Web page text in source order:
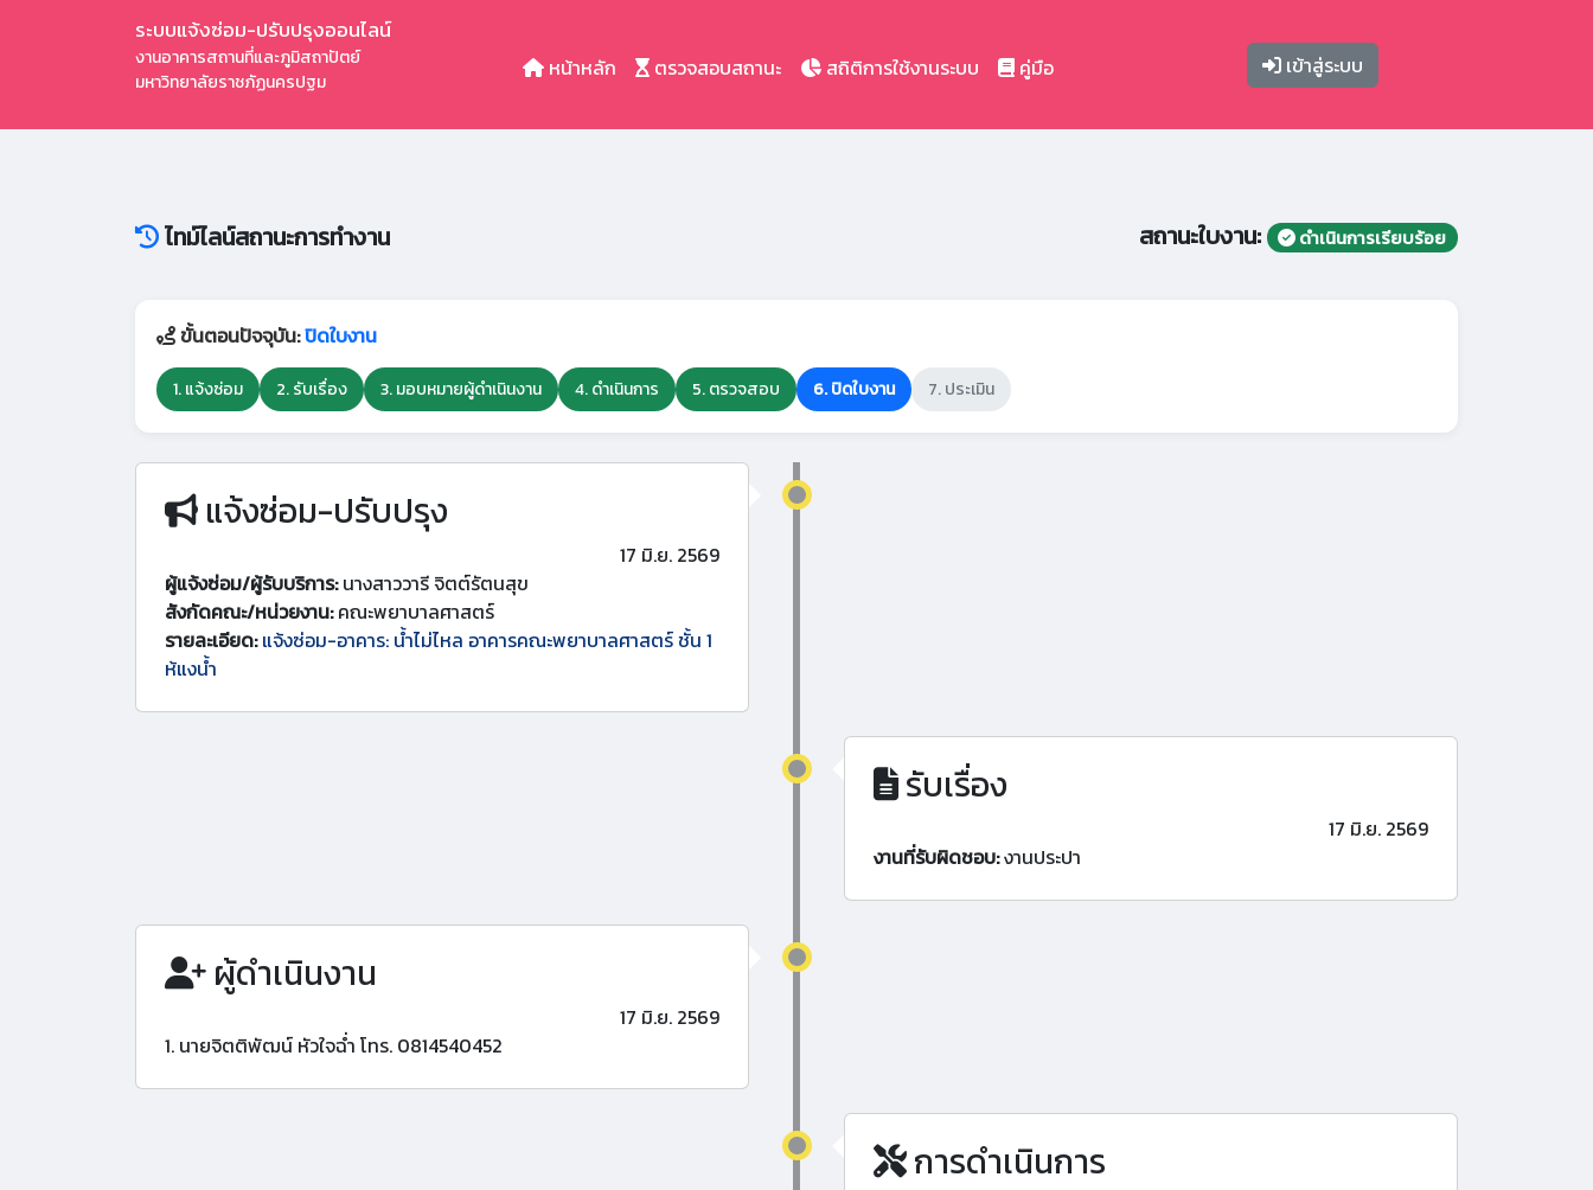
ระบบแจ้งซ่อม-ปรับปรุงออนไลน์
งานอาคารสถานที่และภูมิสถาปัตย์
มหาวิทยาลัยราชภัฏนครปฐม
หน้าหลัก ตรวจสอบสถานะ สถิติการใช้งานระบบ คู่มือ เข้าสู่ระบบ
ไทม์ไลน์สถานะการทำงาน สถานะใบงาน: ดำเนินการเรียบร้อย
ขั้นตอนปัจจุบัน:ปิดใบงาน
1. แจ้งซ่อม 2. รับเรื่อง 3. มอบหมายผู้ดำเนินงาน 4. ดำเนินการ 5. ตรวจสอบ 6. ปิดใบงาน 7. ประเมิน
แจ้งซ่อม-ปรับปรุง
17 มิ.ย. 2569
ผู้แจ้งซ่อม/ผู้รับบริการ:นางสาววารี จิตต์รัตนสุข
สังกัดคณะ/หน่วยงาน:คณะพยาบาลศาสตร์
รายละเอียด: แจ้งซ่อม-อาคาร: น้ำไม่ไหล อาคารคณะพยาบาลศาสตร์ ชั้น 1
ห้แงน้ำ
รับเรื่อง
17 มิ.ย. 2569
งานที่รับผิดชอบ:งานประปา
ผู้ดำเนินงาน
17 มิ.ย. 2569
1. นายจิตติพัฒน์ หัวใจฉ่ำ โทร. 0814540452
การดำเนินการ